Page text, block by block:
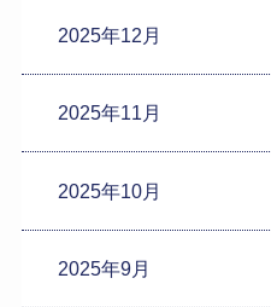
2025年12月
2025年11月
2025年10月
2025年9月